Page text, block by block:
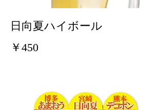
日向夏ハイボール
￥450